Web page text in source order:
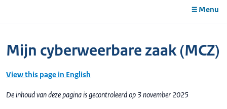
Menu
Mijn cyberweerbare zaak (MCZ)
View this page in English
De inhoud van deze pagina is gecontroleerd op 3 november 2025